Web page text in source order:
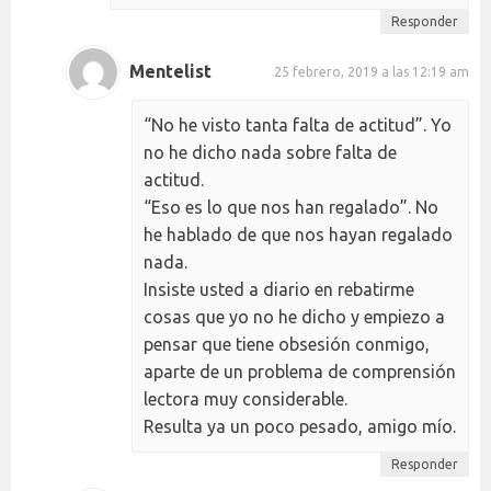
Responder
Mentelist 25 febrero, 2019 a las 12:19 am
“No he visto tanta falta de actitud”. Yo
no he dicho nada sobre falta de
actitud.
“Eso es lo que nos han regalado”. No
he hablado de que nos hayan regalado
nada.
Insiste usted a diario en rebatirme
cosas que yo no he dicho y empiezo a
pensar que tiene obsesión conmigo,
aparte de un problema de comprensión
lectora muy considerable.
Resulta ya un poco pesado, amigo mío.
Responder